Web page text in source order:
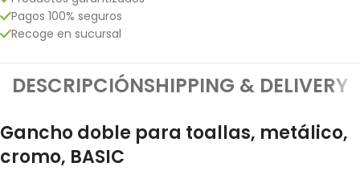
Pagos 100% seguros
Recoge en sucursal
DESCRIPCIÓNSHIPPING & DELIVERY
Gancho doble para toallas, metálico,
cromo, BASIC